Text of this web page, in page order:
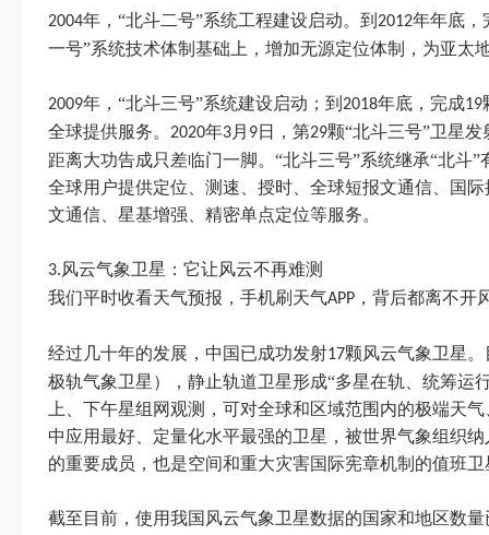
2004年，“北斗二号”系统工程建设启动。到 2012年年底，
一号”系统技术体制基础上，增加无源定位体制，为亚太
2009年，“北斗三号”系统建设启动；到 2018年底，完成19
全球提供服务。 2020年3月 9日，第29颗“北斗三号”卫星
距离大功告成只差临门一脚。“北斗三号”系统继承“北斗
全球用户提供定位、测速、授时、全球短报文通信、国
文通信、星基增强、精密单点定位等服务。
3.风云气象卫星：它让风云不再难测
我们平时收看天气预报，手机刷天气APP ，背后都离不开
经过几十年的发展，中国已成功发射17颗风云气象卫星。
极轨气象卫星），静止轨道卫星形成“多星在轨、统筹运
上、下午星组网观测，可对全球和区域范围内的极端天
中应用最好、定量化水平最强的卫星，被世界气象组织
的重要成员，也是空间和重大灾害国际宪章机制的值班卫
截至目前，使用我国风云气象卫星数据的国家和地区数量